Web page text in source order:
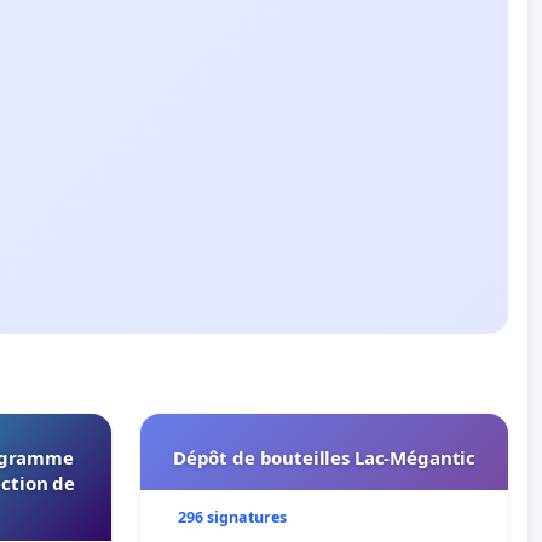
de
Dépôt de bouteilles Lac-Mégantic
296 signatures